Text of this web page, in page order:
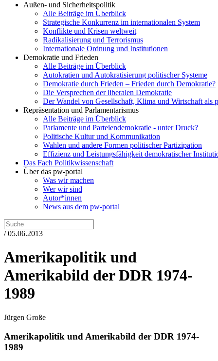
Außen- und Sicherheitspolitik
Alle Beiträge im Überblick
Strategische Konkurrenz im internationalen System
Konflikte und Krisen weltweit
Radikalisierung und Terrorismus
Internationale Ordnung und Institutionen
Demokratie und Frieden
Alle Beiträge im Überblick
Autokratien und Autokratisierung politischer Systeme
Demokratie durch Frieden – Frieden durch Demokratie?
Die Versprechen der liberalen Demokratie
Der Wandel von Gesellschaft, Klima und Wirtschaft als
Repräsentation und Parlamentarismus
Alle Beiträge im Überblick
Parlamente und Parteiendemokratie - unter Druck?
Politische Kultur und Kommunikation
Wahlen und andere Formen politischer Partizipation
Effizienz und Leistungsfähigkeit demokratischer
Das Fach Politikwissenschaft
Über das pw-portal
Was wir machen
Wer wir sind
Autor*innen
News aus dem pw-portal
/ 05.06.2013
Amerikapolitik und
Amerikabild der DDR 1974-
1989
Jürgen Große
Amerikapolitik und Amerikabild der DDR 1974-
1989